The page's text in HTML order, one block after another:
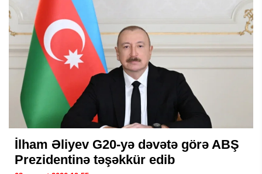
İlham Əliyev G20-yə dəvətə görə ABŞ
Prezidentinə təşəkkür edib